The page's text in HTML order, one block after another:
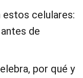
estos celulares:
de
por qué y